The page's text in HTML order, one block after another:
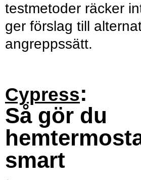
testmetoder räcker
ger förslag till
angreppssätt.
Cypress:
Så gör du
smart